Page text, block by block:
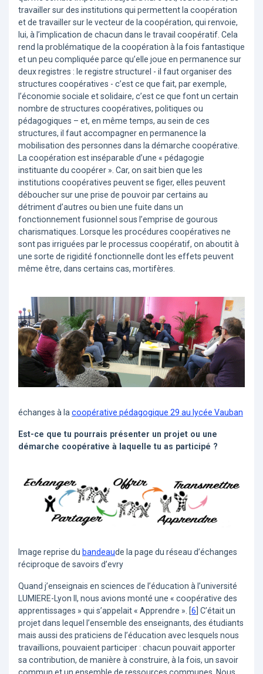
travailler sur des institutions qui permettent la coopération
et de travailler sur le vecteur de la coopération, qui renvoie,
lui, à l’implication de chacun dans le travail coopératif. Cela
rend la problématique de la coopération à la fois fantastique
et un peu compliquée parce qu’elle joue en permanence sur
deux registres : le registre structurel - il faut organiser des
structures coopératives - c’est ce que fait, par exemple,
l’économie sociale et solidaire, c’est ce que font un certain
nombre de structures coopératives, politiques ou
pédagogiques – et, en même temps, au sein de ces
structures, il faut accompagner en permanence la
mobilisation des personnes dans la démarche coopérative.
La coopération est inséparable d’une « pédagogie
instituante du coopérer ». Car, on sait bien que les
institutions coopératives peuvent se figer, elles peuvent
déboucher sur une prise de pouvoir par certains au
détriment d’autres ou bien une fuite dans un
fonctionnement fusionnel sous l’emprise de gourous
charismatiques. Lorsque les procédures coopératives ne
sont pas irriguées par le processus coopératif, on aboutit à
une sorte de rigidité fonctionnelle dont les effets peuvent
même être, dans certains cas, mortifères.
échanges à la coopérative pédagogique 29 au lycée Vauban
Est-ce que tu pourrais présenter un projet ou une
démarche coopérative à laquelle tu as participé ?
Image reprise du bandeaude la page du réseau d’échanges
réciproque de savoirs d’evry
Quand j’enseignais en sciences de l’éducation à l’université
LUMIERE-Lyon II, nous avions monté une « coopérative des
apprentissages » qui s’appelait « Apprendre ». [6 C’était un
projet dans lequel l’ensemble des enseignants, des étudiants
mais aussi des praticiens de l’éducation avec lesquels nous
travaillions, pouvaient participer : chacun pouvait apporter
sa contribution, de manière à construire, à la fois, un savoir